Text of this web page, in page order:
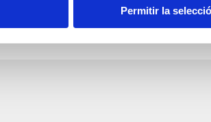
Permitir la